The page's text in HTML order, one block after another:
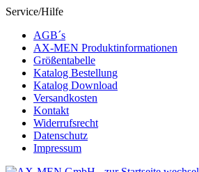
Service/Hilfe
AGB´s
AX-MEN Produktinformationen
Größentabelle
Katalog Bestellung
Katalog Download
Versandkosten
Kontakt
Widerrufsrecht
Datenschutz
Impressum